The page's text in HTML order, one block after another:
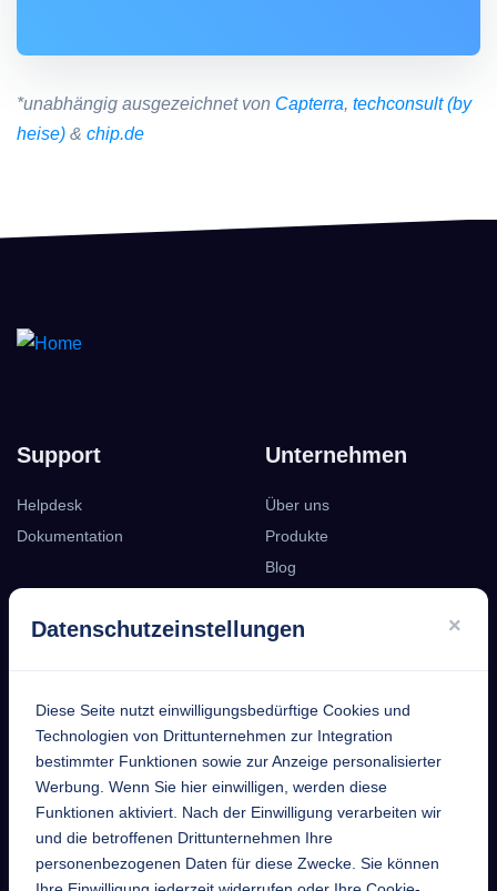
Datenschutzeinstellungen ×
Diese Seite nutzt einwilligungsbedürftige Cookies und
Technologien von Drittunternehmen zur Integration
bestimmter Funktionen sowie zur Anzeige personalisierter
Werbung. Wenn Sie hier einwilligen, werden diese
Funktionen aktiviert. Nach der Einwilligung verarbeiten wir
und die betroffenen Drittunternehmen Ihre
personenbezogenen Daten für diese Zwecke. Sie können
*unabhängig ausgezeichnet von Capterra, techconsult (by
heise) & chip.de
Support
Helpdesk
Dokumentation
Unternehmen
Über uns
Produkte
Blog
Kontakt
EntekSystems
GmbH
Großmannstraße 17
63808 Haibach